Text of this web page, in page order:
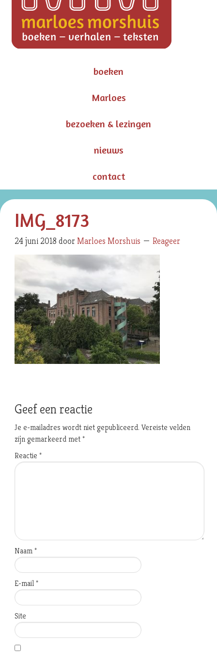
boeken
Marloes
bezoeken & lezingen
nieuws
contact
IMG_8173
24 juni 2018 doorMarloes Morshuis Reageer
Geef een reactie
Je e-mailadres wordt niet gepubliceerd. Vereiste velden
zijn gemarkeerd met*
Reactie *
Naam*
E-mail*
Site